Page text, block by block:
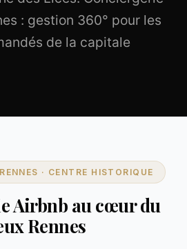
: gestion 360° pour les
de la capitale
· CENTRE HISTORIQUE
Airbnb au cœur du
Rennes